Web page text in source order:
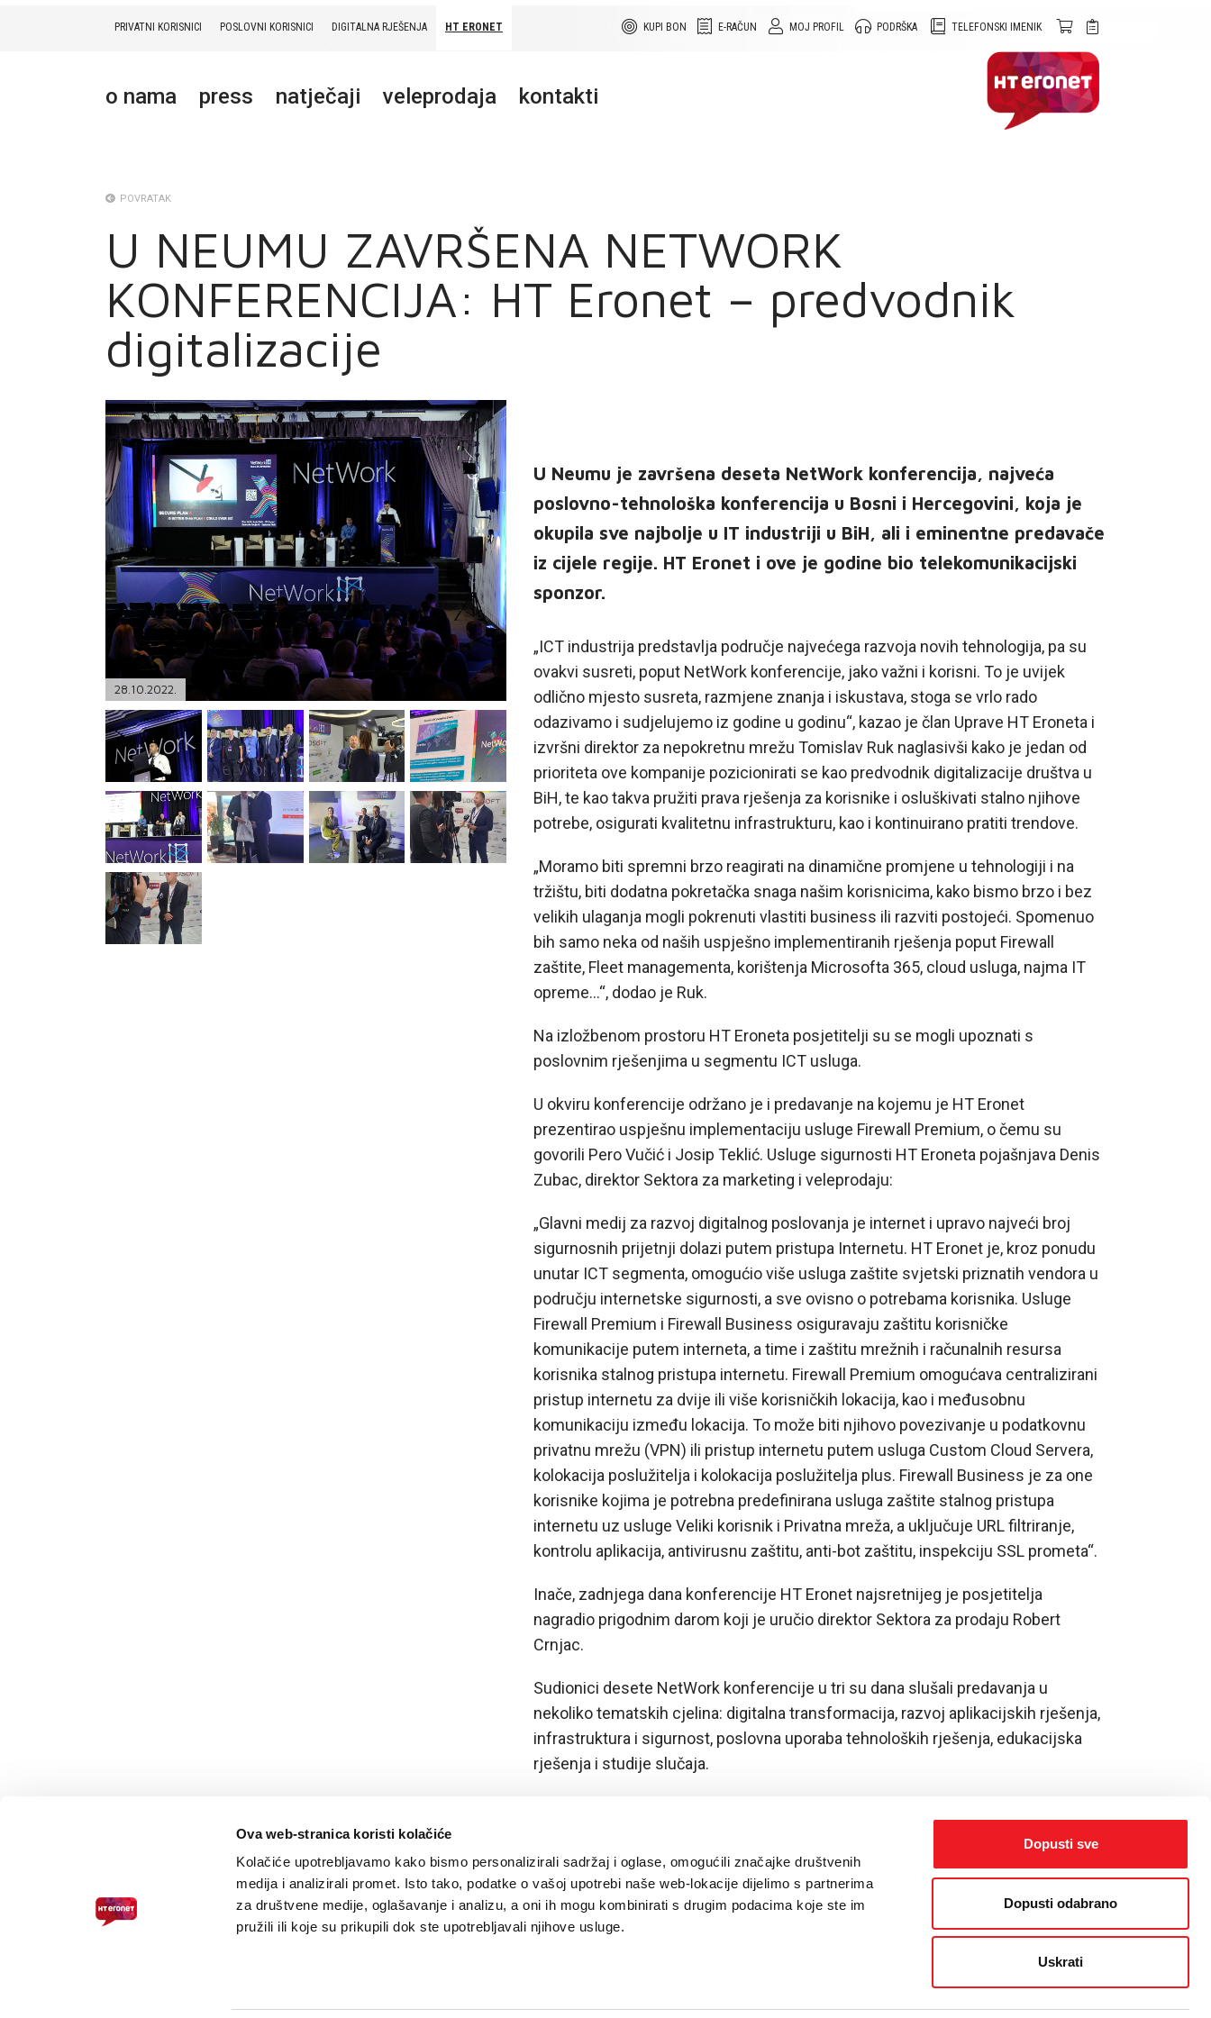
Ova web-stranica koristi kolačiće
Kolačiće upotrebljavamo kako bismo personalizirali sadržaj i oglase, omogućili značajke društvenih
medija i analizirali promet. Isto tako, podatke o vašoj upotrebi naše web-lokacije dijelimo s partnerima
za društvene medije, oglašavanje i analizu, a oni ih mogu kombinirati s drugim podacima koje ste im
pružili ili koje su prikupili dok ste upotrebljavali njihove usluge.
Dopusti sve
Dopusti odabrano
Uskrati
TELEFONSKI IMENIK
PODRŠKA
MOJ PROFIL
E-RAČUN
KUPI BON
PRIVATNI KORISNICI POSLOVNI KORISNICI DIGITALNA RJEŠENJA HT ERONET
o nama press natječaji veleprodaja kontakti
TELEFONSKI IMENIK
POVRATAK
U NEUMU ZAVRŠENA NETWORK
KONFERENCIJA: HT Eronet – predvodnik
digitalizacije
28.10.2022.
U Neumu je završena deseta NetWork konferencija, najveća
poslovno-tehnološka konferencija u Bosni i Hercegovini, koja je
okupila sve najbolje u IT industriji u BiH, ali i eminentne predavače
iz cijele regije. HT Eronet i ove je godine bio telekomunikacijski
sponzor.
„ICT industrija predstavlja područje najvećega razvoja novih tehnologija, pa su
ovakvi susreti, poput NetWork konferencije, jako važni i korisni. To je uvijek
odlično mjesto susreta, razmjene znanja i iskustava, stoga se vrlo rado
odazivamo i sudjelujemo iz godine u godinu“, kazao je član Uprave HT Eroneta i
izvršni direktor za nepokretnu mrežu Tomislav Ruk naglasivši kako je jedan od
prioriteta ove kompanije pozicionirati se kao predvodnik digitalizacije društva u
BiH, te kao takva pružiti prava rješenja za korisnike i osluškivati stalno njihove
potrebe, osigurati kvalitetnu infrastrukturu, kao i kontinuirano pratiti trendove.
„Moramo biti spremni brzo reagirati na dinamične promjene u tehnologiji i na
tržištu, biti dodatna pokretačka snaga našim korisnicima, kako bismo brzo i bez
velikih ulaganja mogli pokrenuti vlastiti business ili razviti postojeći. Spomenuo
bih samo neka od naših uspješno implementiranih rješenja poput Firewall
zaštite, Fleet managementa, korištenja Microsofta 365, cloud usluga, najma IT
opreme…“, dodao je Ruk.
Na izložbenom prostoru HT Eroneta posjetitelji su se mogli upoznati s
poslovnim rješenjima u segmentu ICT usluga.
U okviru konferencije održano je i predavanje na kojemu je HT Eronet
prezentirao uspješnu implementaciju usluge Firewall Premium, o čemu su
govorili Pero Vučić i Josip Teklić. Usluge sigurnosti HT Eroneta pojašnjava Denis
Zubac, direktor Sektora za marketing i veleprodaju:
„Glavni medij za razvoj digitalnog poslovanja je internet i upravo najveći broj
sigurnosnih prijetnji dolazi putem pristupa Internetu. HT Eronet je, kroz ponudu
unutar ICT segmenta, omogućio više usluga zaštite svjetski priznatih vendora u
području internetske sigurnosti, a sve ovisno o potrebama korisnika. Usluge
Firewall Premium i Firewall Business osiguravaju zaštitu korisničke
komunikacije putem interneta, a time i zaštitu mrežnih i računalnih resursa
korisnika stalnog pristupa internetu. Firewall Premium omogućava centralizirani
pristup internetu za dvije ili više korisničkih lokacija, kao i međusobnu
komunikaciju između lokacija. To može biti njihovo povezivanje u podatkovnu
privatnu mrežu (VPN) ili pristup internetu putem usluga Custom Cloud Servera,
kolokacija poslužitelja i kolokacija poslužitelja plus. Firewall Business je za one
korisnike kojima je potrebna predefinirana usluga zaštite stalnog pristupa
internetu uz usluge Veliki korisnik i Privatna mreža, a uključuje URL filtriranje,
kontrolu aplikacija, antivirusnu zaštitu, anti-bot zaštitu, inspekciju SSL prometa“.
Inače, zadnjega dana konferencije HT Eronet najsretnijeg je posjetitelja
nagradio prigodnim darom koji je uručio direktor Sektora za prodaju Robert
Crnjac.
Sudionici desete NetWork konferencije u tri su dana slušali predavanja u
nekoliko tematskih cjelina: digitalna transformacija, razvoj aplikacijskih rješenja,
infrastruktura i sigurnost, poslovna uporaba tehnoloških rješenja, edukacijska
rješenja i studije slučaja.
. Sva prava pridržana /Pravne napomene/Sigurnost plaćanja kreditnim karticama/Uvjeti korištenja/Politika zaštite privatnosti korisnika/Politika kolačića/Web dizajnby THE BIG IDEA LAB